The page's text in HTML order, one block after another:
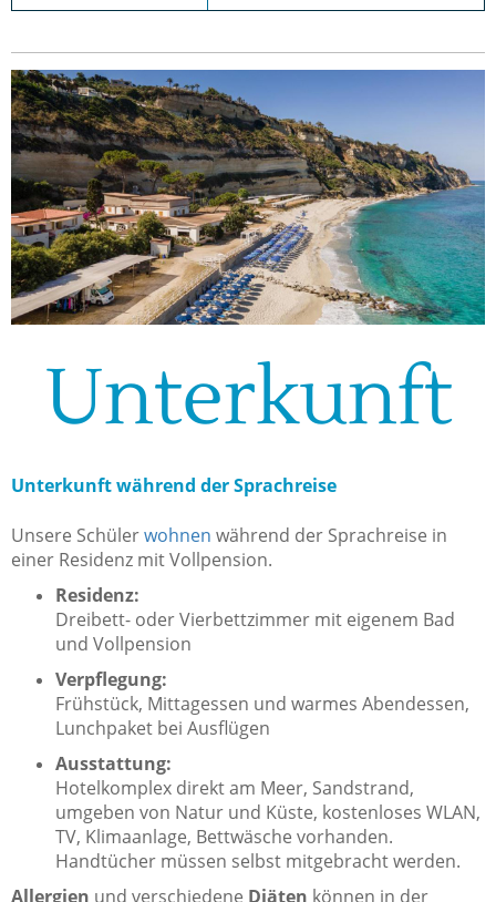
Unterkunft
Unterkunft während der Sprachreise
Unsere Schülerwohnen während der Sprachreise in
einer Residenz mit Vollpension.
Residenz:
Dreibett- oder Vierbettzimmer mit eigenem Bad
und Vollpension
Verpflegung:
Frühstück, Mittagessen und warmes Abendessen,
Lunchpaket bei Ausflügen
Ausstattung:
Hotelkomplex direkt am Meer, Sandstrand,
umgeben von Natur und Küste, kostenloses WLAN,
TV, Klimaanlage, Bettwäsche vorhanden.
Handtücher müssen selbst mitgebracht werden.
Allergien und verschiedene Diäten können in der